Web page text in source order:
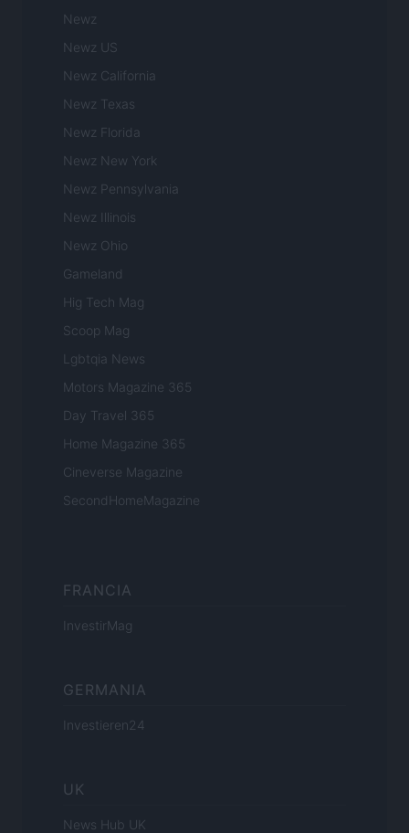
Newz
Newz US
Newz California
Newz Texas
Newz Florida
Newz New York
Newz Pennsylvania
Newz Illinois
Newz Ohio
Gameland
Hig Tech Mag
Scoop Mag
Lgbtqia News
Motors Magazine 365
Day Travel 365
Home Magazine 365
Cineverse Magazine
SecondHomeMagazine
FRANCIA
InvestirMag
GERMANIA
Investieren24
UK
News Hub UK